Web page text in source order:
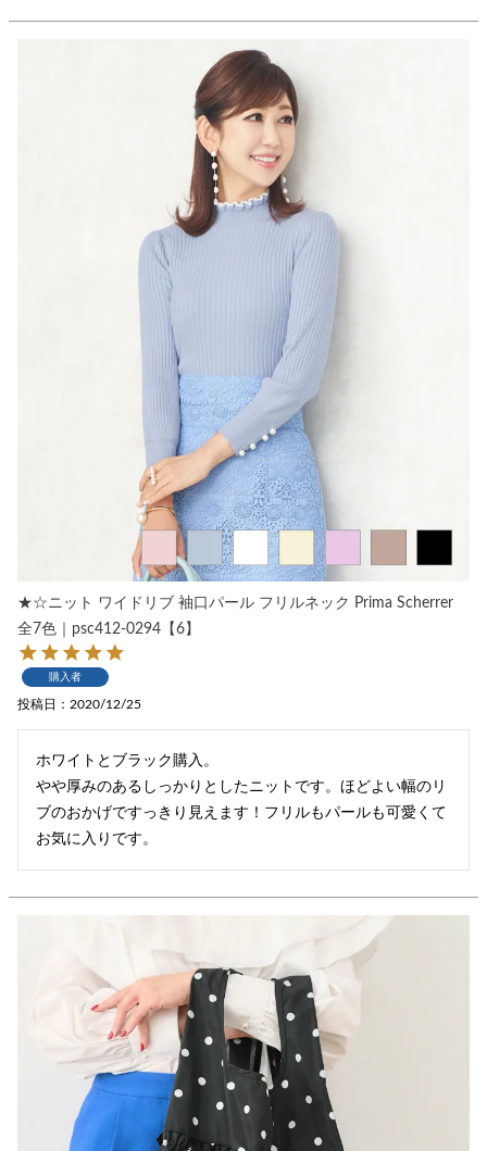
★☆ニット ワイドリブ 袖口パール フリルネック Prima Scherrer
全7色｜psc412-0294【6】
購入者
投稿日 2020/12/25
ホワイトとブラック購入。
やや厚みのあるしっかりとしたニットです。ほどよい幅のリ
ブのおかげですっきり見えます！フリルもパールも可愛くて
お気に入りです。